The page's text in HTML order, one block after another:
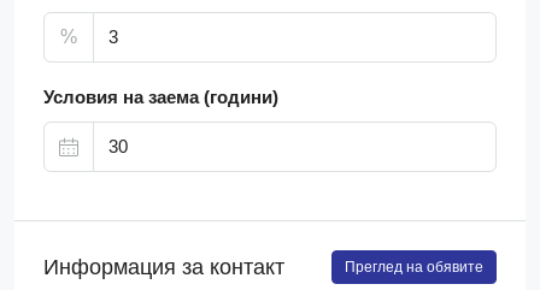
%
Условия на заема (години)
Информация за контакт Преглед на обявите